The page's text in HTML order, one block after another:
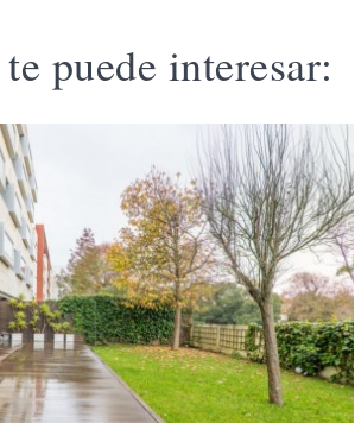
puede interesar: